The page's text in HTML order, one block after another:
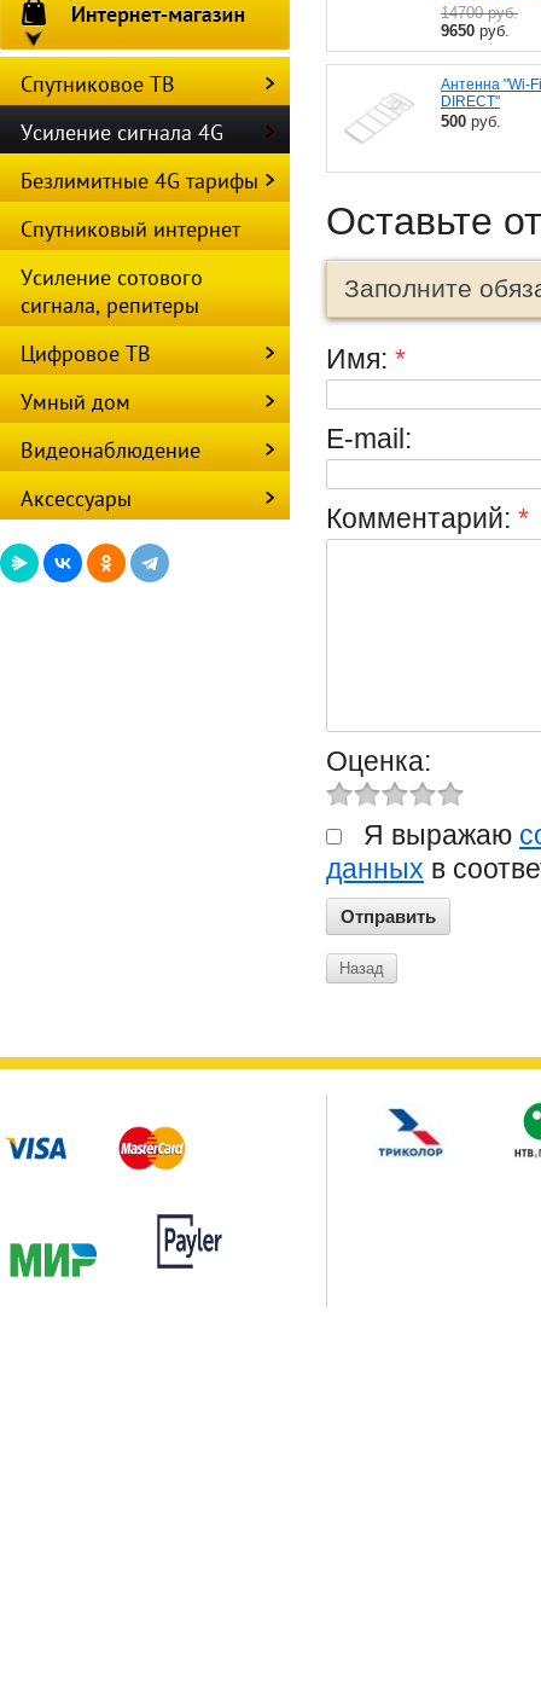
14700руб.
9650 руб.
Антенна "Wi-Fi
DIRECT"
500 руб.
Оставьте
Заполните
Имя: *
E-mail:
Комментарий: *
Оценка:
Я выражаю
данных в
Назад
Спутниковое ТВ
Усиление сигнала 4G
Безлимитные 4G тарифы
Спутниковый интернет
Усиление сотового
сигнала, репитеры
Цифровое ТВ
Умный дом
Видеонаблюдение
Аксессуары